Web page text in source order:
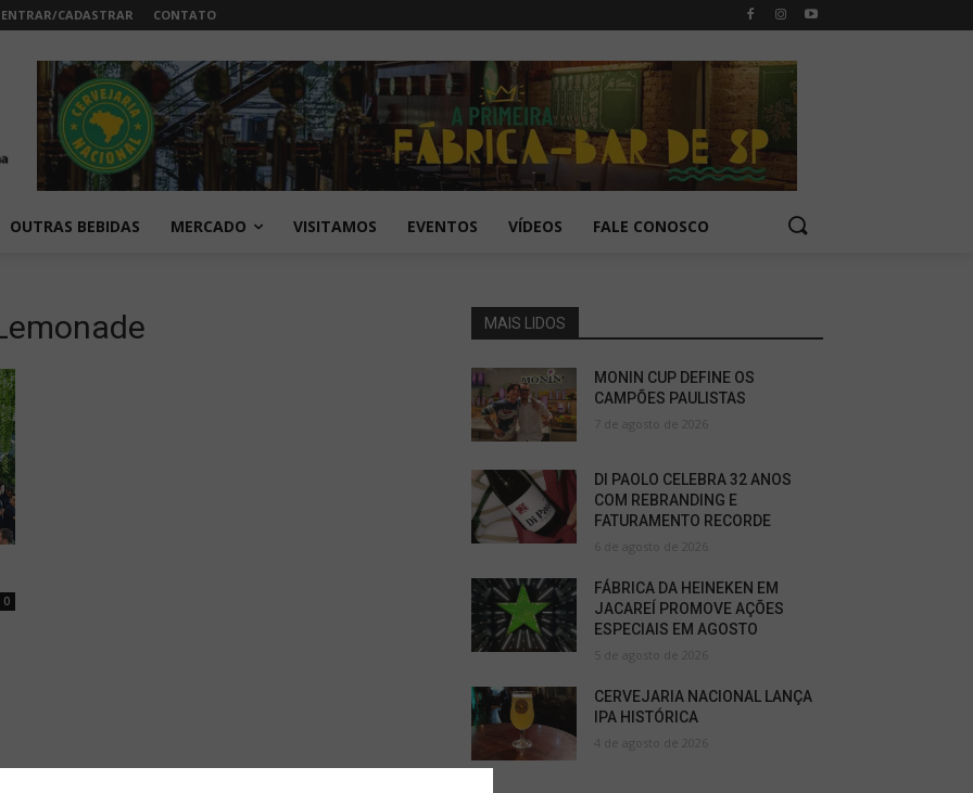
ENTRAR/CADASTRAR CONTATO
OUTRAS BEBIDAS MERCADO VISITAMOS EVENTOS VÍDEOS FALE CONOSCO
0
MAIS LIDOS
MONIN CUP DEFINE OS
CAMPÕES PAULISTAS
7 de agosto de 2026
DI PAOLO CELEBRA 32 ANOS
COM REBRANDING E
FATURAMENTO RECORDE
6 de agosto de 2026
FÁBRICA DA HEINEKEN EM
JACAREÍ PROMOVE AÇÕES
ESPECIAIS EM AGOSTO
5 de agosto de 2026
CERVEJARIA NACIONAL LANÇA
IPA HISTÓRICA
4 de agosto de 2026